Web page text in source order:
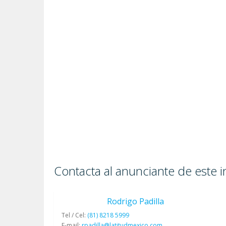
Contacta al anunciante de este
Rodrigo Padilla
Tel / Cel: (81) 8218 5999